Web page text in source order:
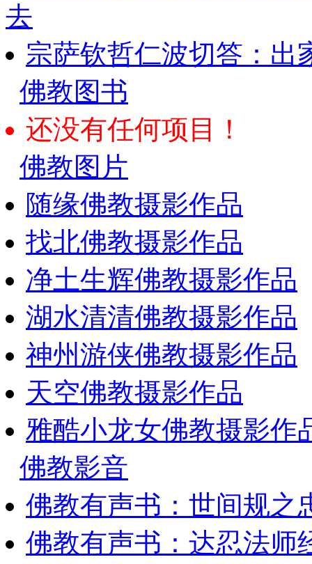
去
宗萨钦哲仁波切答：出
佛教图书
还没有任何项目！
佛教图片
随缘佛教摄影作品
找北佛教摄影作品
净土生辉佛教摄影作品
湖水清清佛教摄影作品
神州游侠佛教摄影作品
天空佛教摄影作品
雅酷小龙女佛教摄影作
佛教影音
佛教有声书：世间规
佛教有声书：达忍法师